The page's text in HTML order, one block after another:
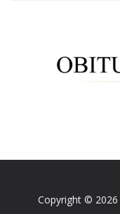
Copyright © 2026